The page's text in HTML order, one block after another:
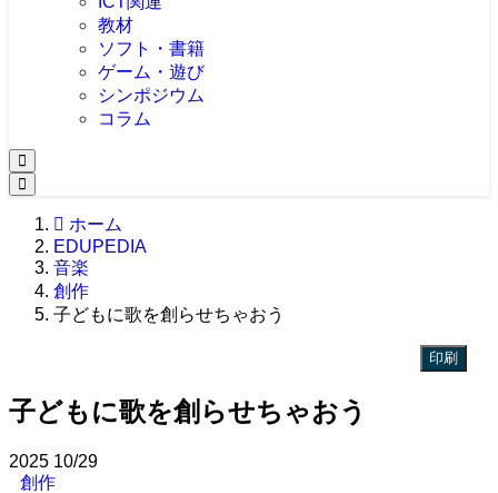
教材
ソフト・書籍
ゲーム・遊び
シンポジウム
コラム
ホーム
EDUPEDIA
音楽
創作
子どもに歌を創らせちゃおう
印刷
子どもに歌を創らせちゃおう
2025 10/29
創作